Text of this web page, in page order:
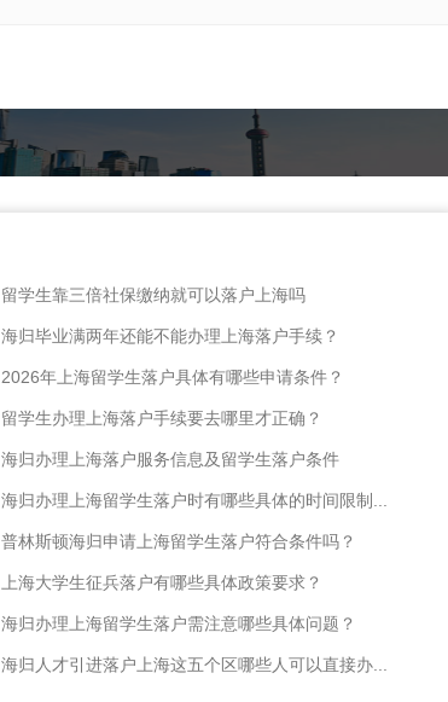
留学生靠三倍社保缴纳就可以落户上海吗
海归毕业满两年还能不能办理上海落户手续？
2026年上海留学生落户具体有哪些申请条件？
留学生办理上海落户手续要去哪里才正确？
海归办理上海落户服务信息及留学生落户条件
海归办理上海留学生落户时有哪些具体的时间限制...
普林斯顿海归申请上海留学生落户符合条件吗？
上海大学生征兵落户有哪些具体政策要求？
海归办理上海留学生落户需注意哪些具体问题？
海归人才引进落户上海这五个区哪些人可以直接办...